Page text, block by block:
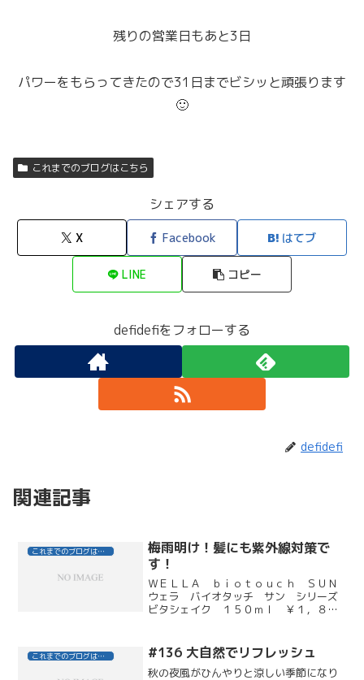
残りの営業日もあと3日
パワーをもらってきたので31日までビシッと頑張ります
🙂
これまでのブログはこちら
シェアする
X Facebook はてブ
LINE コピー
defidefiをフォローする
defidefi
関連記事
これまでのブログはこちら
梅雨明け！髪にも紫外線対策で
す！
ＷＥＬＬＡ ｂｉｏｔｏｕｃｈ ＳＵＮ
ウェラ バイオタッチ サン シリーズ
ビタシェイク １５０ｍｌ ￥１，８９
です。ＵＶカット成分油層部分が、紫外
線を約２０％カット。カラ...
これまでのブログはこちら #136 大自然でリフレッシュ
秋の夜風がひんやりと涼しい季節になり